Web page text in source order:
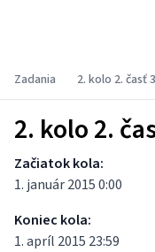
Zadania 2. kolo 2. časť
2. kolo 2.
Začiatok kola:
1. január 2015 0:00
Koniec kola:
1. apríl 2015 23:59